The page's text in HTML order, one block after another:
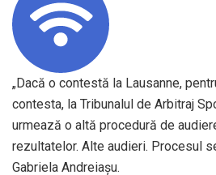
„Dacă o contestă la Lausanne,
contesta, la Tribunalul de Arbitraj
urmează o altă procedură de
rezultatelor. Alte audieri. Procesul
Gabriela Andreiașu.